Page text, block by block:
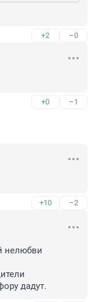
+2 –0
+0 –1
+10 –2
нелюбви
дадут.